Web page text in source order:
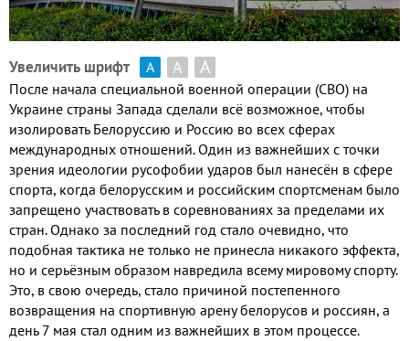
Увеличить шрифт А А А
После начала специальной военной операции (СВО) на
Украине страны Запада сделали всё возможное, чтобы
изолировать Белоруссию и Россию во всех сферах
международных отношений.Один из важнейших с точки
зрения идеологии русофобии ударов был нанесён в сфере
спорта, когда белорусским и российским спортсменам было
запрещено участвовать в соревнованиях за пределами их
стран.Однако за последний год стало очевидно, что
подобная тактика не только не принесла никакого эффекта,
но и серьёзным образом навредила всему мировому спорту.
Это, в свою очередь, стало причиной постепенного
возвращения на спортивную арену белорусов и россиян, а
день 7 мая стал одним из важнейших в этом процессе.